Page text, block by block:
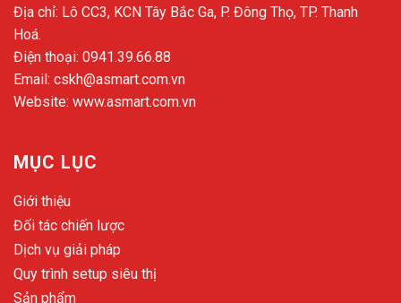
Địa chỉ: Lô CC3, KCN Tây Bắc Ga, P. Đông Thọ, TP. Thanh
Hoá.
Điện thoại: 0941.39.66.88
Email: cskh@asmart.com.vn
Website: www.asmart.com.vn
MỤC LỤC
Giới thiệu
Đối tác chiến lược
Dịch vụ giải pháp
Quy trình setup siêu thị
Sản phẩm